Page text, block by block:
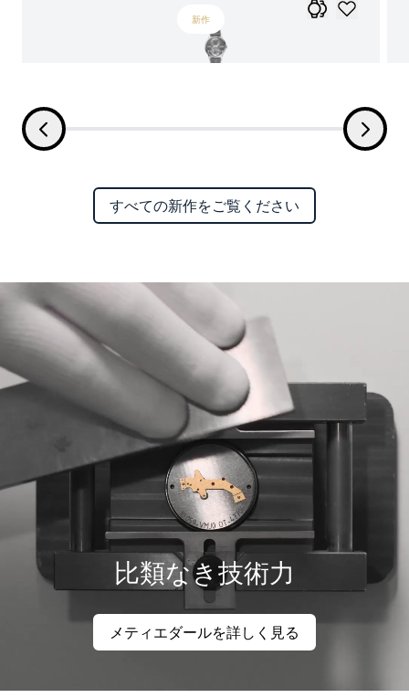
新作
すべての新作をご覧ください
比類なき技術力
メティエダールを詳しく見る